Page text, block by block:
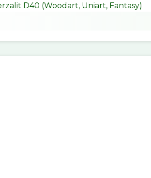
D40 (Woodart, Uniart, Fantasy)